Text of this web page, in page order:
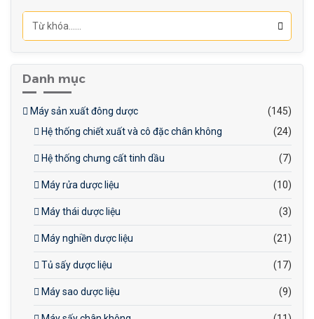
Phi 350mm
Danh mục
Máy sản xuất đông dược
(145)
Hệ thống chiết xuất và cô đặc chân không
(24)
Hệ thống chưng cất tinh dầu (7)
Máy rửa dược liệu (10)
Máy thái dược liệu (3)
Máy nghiền dược liệu (21)
Tủ sấy dược liệu (17)
Máy sao dược liệu (9)